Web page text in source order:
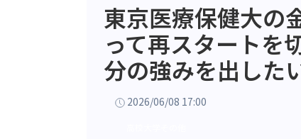
東京医療保健大の
って再スタートを
分の強みを出した
2026/06/08 17:00